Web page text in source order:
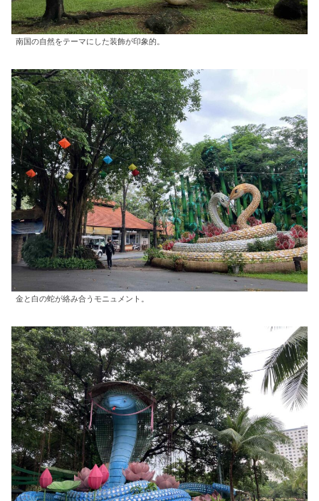
南国の自然をテーマにした装飾が印象的。
金と白の蛇が絡み合うモニュメント。